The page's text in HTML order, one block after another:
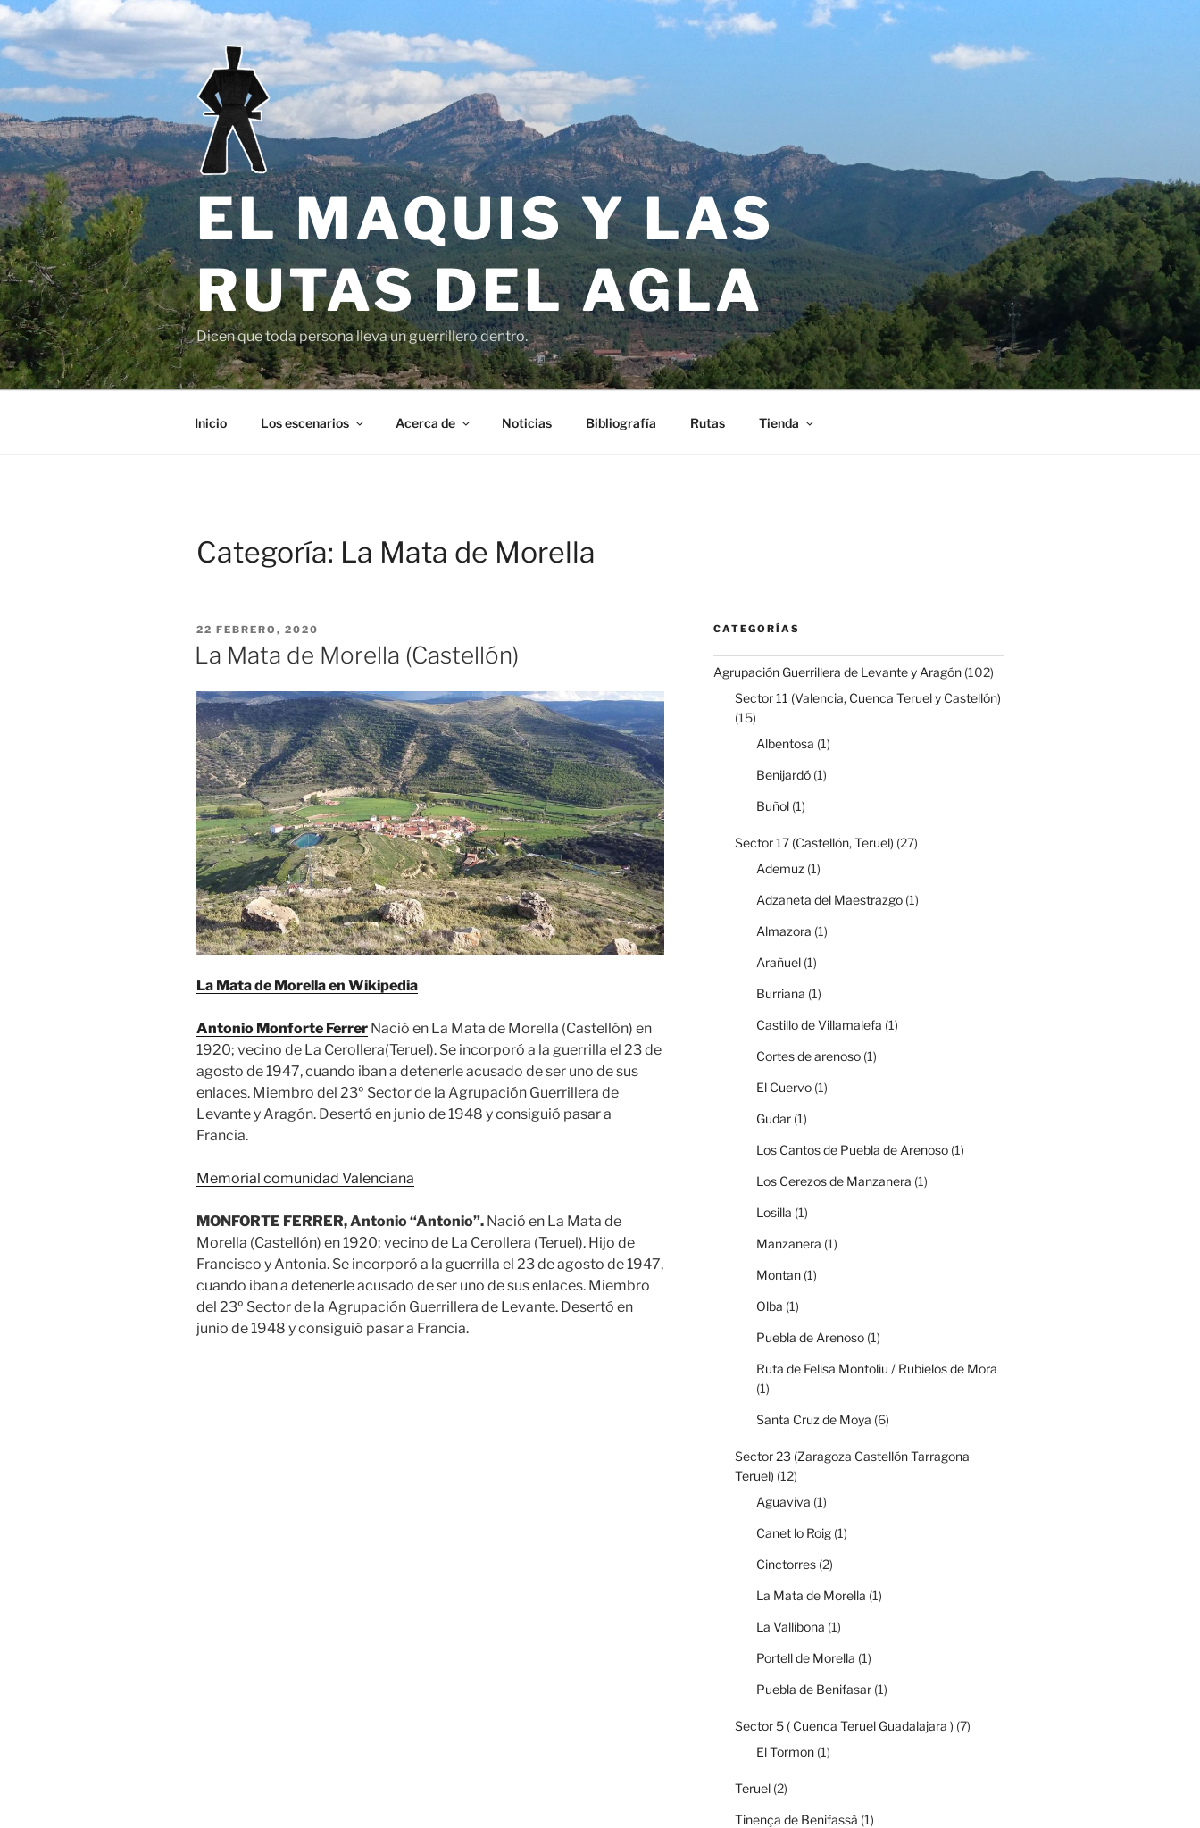
Saltar
contenido
EL MAQUIS Y LAS
RUTAS DEL AGLA
Dicen que toda persona lleva un guerrillero dentro.
Inicio Los escenarios Acerca de Noticias Bibliografía Rutas Tienda
Categoría: La Mata de Morella
PUBLICADO
EL
22 FEBRERO, 2020
La Mata de Morella (Castellón)
La Mata de Morella en Wikipedia
Antonio Monforte Ferrer Nació en La Mata de Morella (Castellón) en
1920; vecino de La Cerollera(Teruel). Se incorporó a la guerrilla el 23 de
agosto de 1947, cuando iban a detenerle acusado de ser uno de sus
enlaces. Miembro del 23º Sector de la Agrupación Guerrillera de
Levante y Aragón. Desertó en junio de 1948 y consiguió pasar a
Francia.
Memorial comunidad Valenciana
MONFORTE FERRER, Antonio “Antonio”. Nació en La Mata de
Morella (Castellón) en 1920; vecino de La Cerollera (Teruel). Hijo de
Francisco y Antonia. Se incorporó a la guerrilla el 23 de agosto de 1947,
cuando iban a detenerle acusado de ser uno de sus enlaces. Miembro
del 23º Sector de la Agrupación Guerrillera de Levante. Desertó en
junio de 1948 y consiguió pasar a Francia.
CATEGORÍAS
Agrupación Guerrillera de Levante y Aragón(102)
Sector 11 (Valencia, Cuenca Teruel y Castellón)
(15)
Albentosa (1)
Benijardó(1)
Buñol(1)
Sector 17 (Castellón, Teruel) (27)
Ademuz (1)
Adzaneta del Maestrazgo(1)
Almazora (1)
Arañuel(1)
Burriana (1)
Castillo de Villamalefa (1)
Cortes de arenoso(1)
El Cuervo(1)
Gudar(1)
Los Cantos de Puebla de Arenoso(1)
Los Cerezos de Manzanera (1)
Losilla (1)
Manzanera (1)
Montan(1)
Olba (1)
Puebla de Arenoso(1)
Ruta de Felisa Montoliu / Rubielos de Mora
(1)
Santa Cruz de Moya (6)
Sector 23 (Zaragoza Castellón Tarragona
Teruel) (12)
Aguaviva (1)
Canet lo Roig(1)
Cinctorres(2)
La Mata de Morella (1)
La Vallibona (1)
Portell de Morella (1)
Puebla de Benifasar(1)
Sector 5 ( Cuenca Teruel Guadalajara ) (7)
El Tormon(1)
Teruel(2)
Tinença de Benifassà (1)